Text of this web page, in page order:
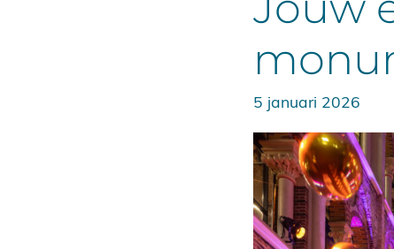
5 januari 2026